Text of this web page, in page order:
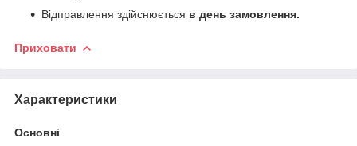
Відправлення здійснюється в день замовлення.
Приховати
Характеристики
Основні